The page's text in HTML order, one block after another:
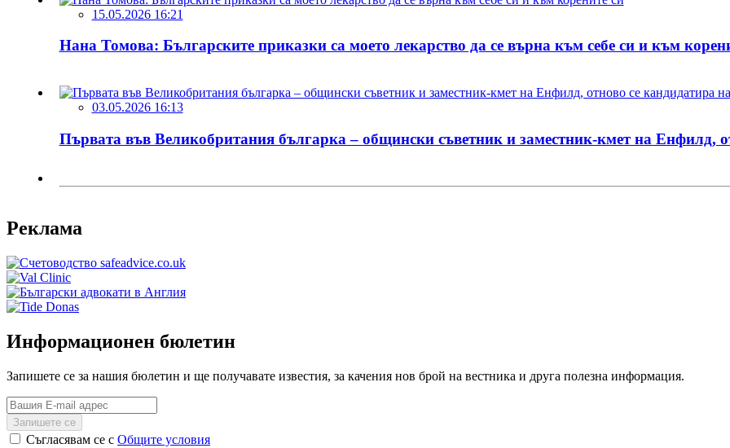
15.05.2026 16:21
Нана Томова: Българските приказки са моето лекарство да се върна към себе си и към
03.05.2026 16:13
Първата във Великобритания българка – общински съветник и заместник-кмет на Енфилд,
Реклама
Информационен бюлетин
Запишете се за нашия бюлетин и ще получавате известия, за качения нов брой на вестника и друга полезна информация.
Запишете се
Съгласявам се с Общите условия